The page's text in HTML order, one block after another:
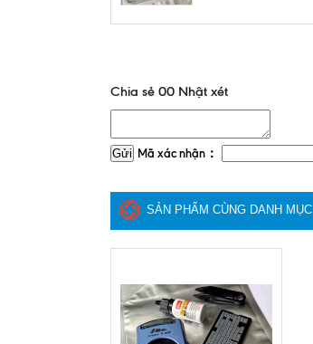
Chia sẻ 00 Nhật xét
Mã xác nhận：
SẢN PHẨM CÙNG DANH MỤC